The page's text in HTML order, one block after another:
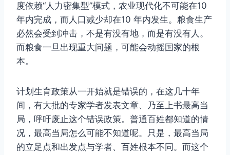
度依赖“人力密集型”模式，农业现代化不可能在10
年内完成，而人口减少却在10 年内发生。粮食生产
必然会受到冲击，不是有没有地，而是有没有人。
而粮食一旦出现重大问题，可能会动摇国家的根
本。
计划生育政策从一开始就是错误的，在这几十年
间，有大批的专家学者发表文章、乃至上书最高当
局，呼吁废止这个错误政策。普通百姓都知道的情
况，最高当局怎么可能不知道呢。只是，最高当局
的立足点和出发点与学者、百姓根本不同。而这个